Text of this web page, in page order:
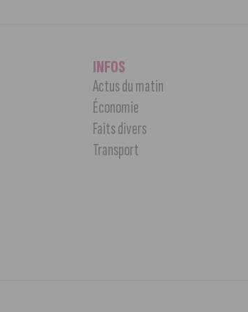
INFOS
Actus du matin
Économie
Faits divers
Transport